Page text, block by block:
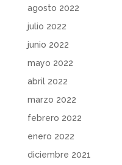
agosto 2022
julio 2022
junio 2022
mayo 2022
abril 2022
marzo 2022
febrero 2022
enero 2022
diciembre 2021